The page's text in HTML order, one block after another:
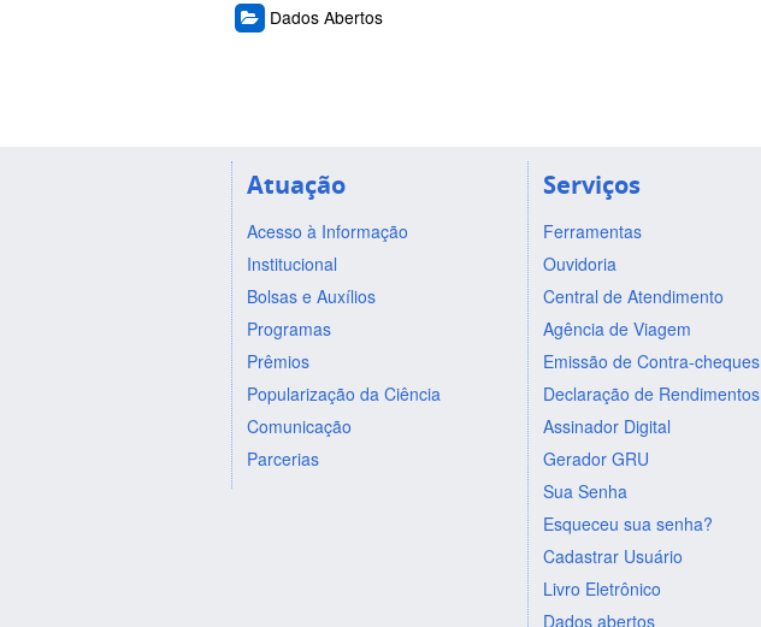
Dados Abertos
Atuação
Acesso à Informação
Institucional
Bolsas e Auxílios
Programas
Prêmios
Popularização da Ciência
Comunicação
Parcerias
Serviços
Ferramentas
Ouvidoria
Central de Atendimento
Agência de Viagem
Emissão de Contra-cheques
Declaração de Rendimentos
Assinador Digital
Gerador GRU
Sua Senha
Esqueceu sua senha?
Cadastrar Usuário
Livro Eletrônico
Dados abertos